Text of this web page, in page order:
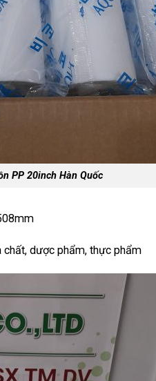
PP 20inch Hàn Quốc
dược phẩm, thực phẩm